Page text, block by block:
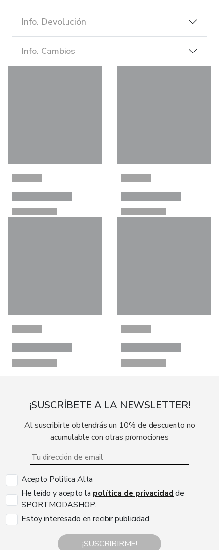
Info. Devolución
Info. Cambios
¡SUSCRÍBETE A LA NEWSLETTER!
Al suscribirte obtendrás un 10% de descuento no
acumulable con otras promociones
Acepto Politica Alta
He leído y acepto la política de privacidad de
SPORTMODASHOP.
Estoy interesado en recibir publicidad.
¡SUSCRIBIRME!